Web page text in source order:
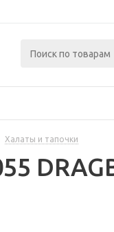
Халаты и тапочки